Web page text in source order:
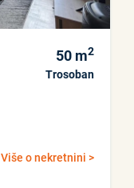
50 m2
Trosoban
Više o nekretnini >